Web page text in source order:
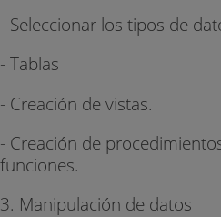
- Seleccionar los tipos de
- Tablas
- Creación de vistas.
- Creación de
funciones.
3. Manipulación de datos